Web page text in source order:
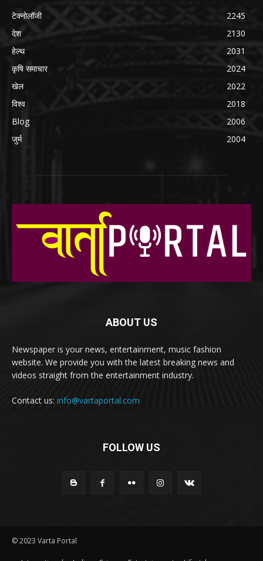
टेक्नोलॉजी
2245
देश
2130
हेल्थ
2031
कृषि समाचार
2024
खेल
2022
विश्व
2018
Blog
2006
जुर्म
2004
ABOUT US
Newspaper is your news, entertainment, music fashion
website. We provide you with the latest breaking news and
videos straight from the entertainment industry.
Contact us: info@vartaportal.com
FOLLOW US
© 2023 Varta Portal